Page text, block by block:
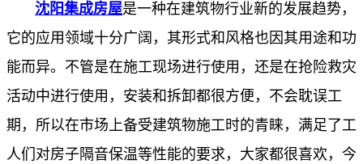
沈阳集成房屋是一种在建筑物行业新的发展趋势，
它的应用领域十分广阔，其形式和风格也因其用途和功
能而异。不管是在施工现场进行使用，还是在抢险救灾
活动中进行使用，安装和拆卸都很方便，不会耽误工
期，所以在市场上备受建筑物施工时的青睐，满足了工
人们对房子隔音保温等性能的要求，大家都很喜欢，今